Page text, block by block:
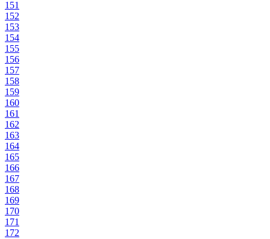
151
152
153
154
155
156
157
158
159
160
161
162
163
164
165
166
167
168
169
170
171
172